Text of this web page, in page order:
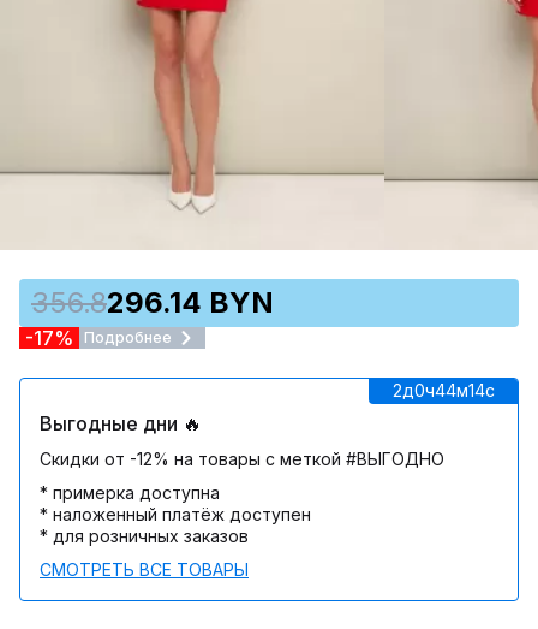
356.8296.14 BYN
-17% Подробнее
2д0ч44м14c
Выгодные дни 🔥
Скидки от -12% на товары с меткой #ВЫГОДНО
* примерка доступна
* наложенный платёж доступен
* для розничных заказов
СМОТРЕТЬ ВСЕ ТОВАРЫ